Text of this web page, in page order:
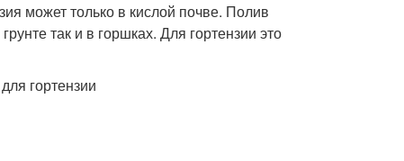
может только в кислой почве. Полив
так и в горшках. Для гортензии это
гортензии